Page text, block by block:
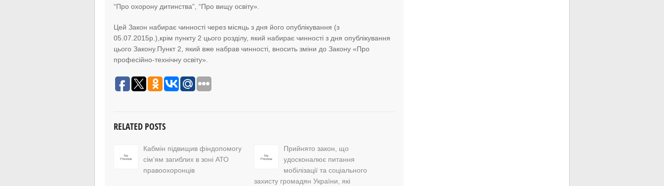
“Про охорону дитинства”, “Про вищу освіту».
Цей Закон набирає чинності через місяць з дня його опублікування (з
05.07.2015р.),крім пункту 2 цього розділу, який набирає чинності з дня опублікування
цього Закону.Пункт 2, який вже набрав чинності, вносить зміни до Закону «Про
професійно-технічну освіту».
RELATED POSTS
Кабмін підвищив фіндопомогу
сім’ям загиблих в зоні АТО
правоохоронців
Прийнято закон, що
удосконалює питання
мобілізації та соціального
захисту громадян України, які